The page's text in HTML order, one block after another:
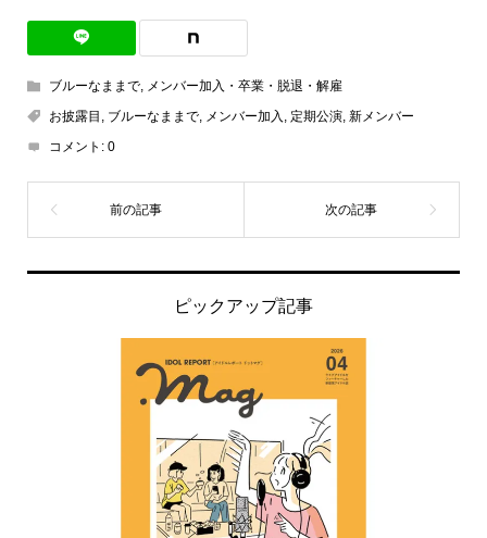
ブルーなままで,
メンバー加入・卒業・脱退・解雇
お披露目
ブルーなままで, メンバー加入 定期公演, 新メンバー
コメント: 0
ピックアップ記事